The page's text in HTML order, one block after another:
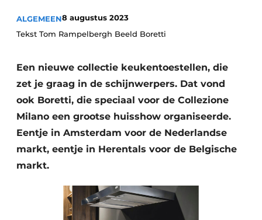
Vacature aanmelden
ALGEMEEN8 augustus 2023
Tekst Tom Rampelbergh Beeld Boretti
Een nieuwe collectie keukentoestellen, die
zet je graag in de schijnwerpers. Dat vond
ook Boretti, die speciaal voor de Collezione
Milano een grootse huisshow organiseerde.
Eentje in Amsterdam voor de Nederlandse
markt, eentje in Herentals voor de Belgische
markt.